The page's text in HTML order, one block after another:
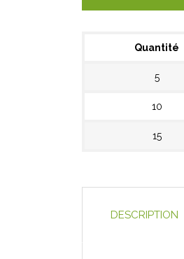
Quantité
5
10
15
DESCRIPTION